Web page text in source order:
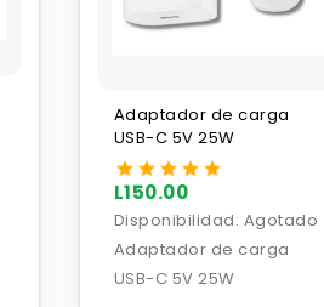
Adaptador de carga
USB-C 5V 25W
L150.00
Disponibilidad: Agotado
Adaptador de carga
USB-C 5V 25W